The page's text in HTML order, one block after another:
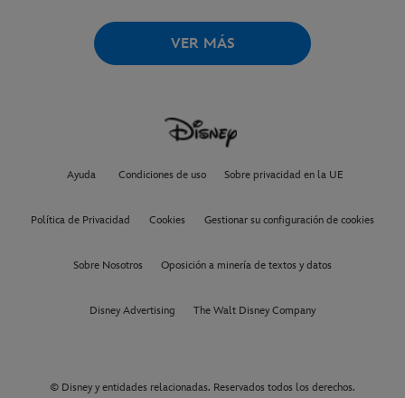
VER MÁS
Ayuda Condiciones de uso Sobre privacidad en la UE
Política de Privacidad Cookies Gestionar su configuración de cookies
Sobre Nosotros Oposición a minería de textos y datos
Disney Advertising The Walt Disney Company
© Disney y entidades relacionadas. Reservados todos los derechos.